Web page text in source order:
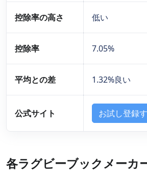
控除率の高さ 低い
控除率 7.05%
平均との差 1.32%良い
公式サイト お試し登録
各ラグビーブックメーカ